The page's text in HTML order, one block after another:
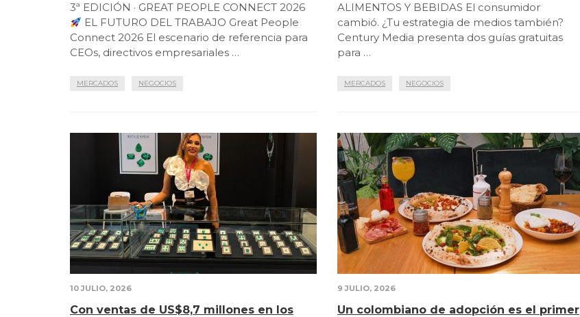
3ª EDICIÓN · GREAT PEOPLE CONNECT 2026
EL FUTURO DEL TRABAJO Great People
Connect 2026 El escenario de referencia para
CEOs, directivos empresariales …
MERCADOS NEGOCIOS
ALIMENTOS Y BEBIDAS El consumidor
cambió. ¿Tu estrategia de medios también?
Century Media presenta dos guías gratuitas
para …
MERCADOS NEGOCIOS
10 JULIO, 2026
Con ventas de US$8,7 millones en los
9 JULIO, 2026
Un colombiano de adopción es el primer